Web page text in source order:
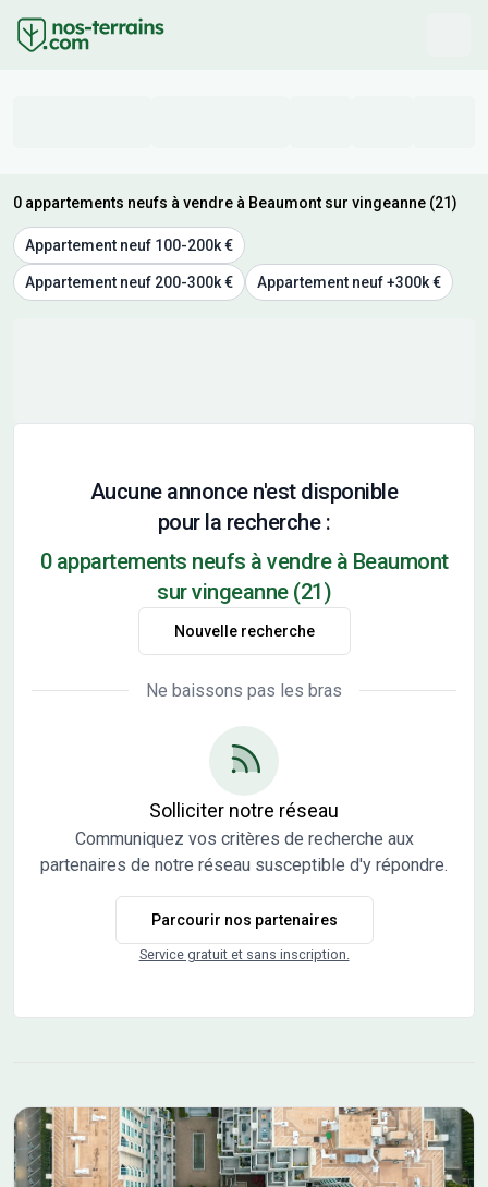
0 appartements neufs à vendre à Beaumont sur vingeanne (21)
Appartement neuf 100-200k €
Appartement neuf 200-300k € Appartement neuf +300k €
Aucune annonce n'est disponible
pour la recherche :
0 appartements neufs à vendre à Beaumont
sur vingeanne (21)
Nouvelle recherche
Ne baissons pas les bras
Solliciter notre réseau
Communiquez vos critères de recherche aux
partenaires de notre réseau susceptible d'y répondre.
Parcourir nos partenaires
Service gratuit et sans inscription.